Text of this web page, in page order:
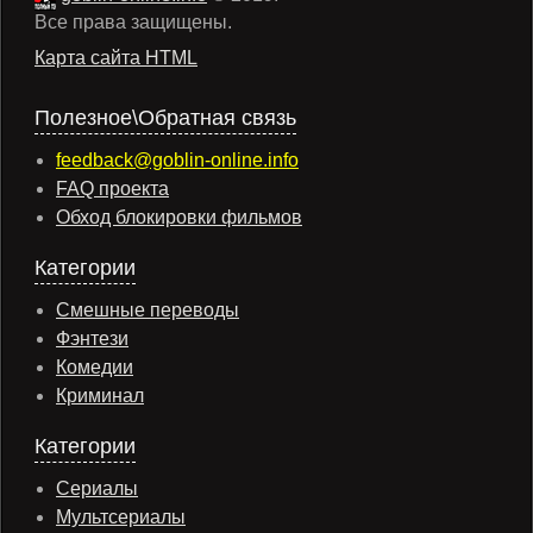
Все права защищены.
Карта сайта HTML
Полезное\Обратная связь
feedback@goblin-online.info
FAQ проекта
Обход блокировки фильмов
Категории
Смешные переводы
Фэнтези
Комедии
Криминал
Категории
Сериалы
Мультсериалы